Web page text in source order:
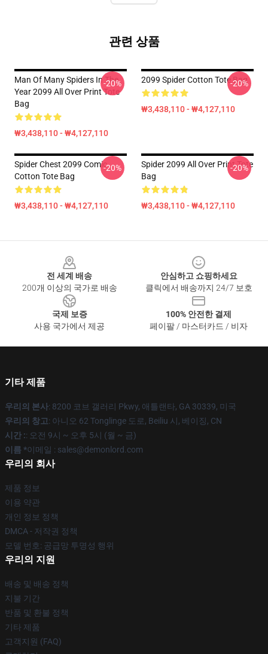
관련 상품
Man Of Many Spiders In The
Year 2099 All Over Print Tote
Bag
₩3,438,110 - ₩4,127,110
-20% 2099 Spider Cotton Tote Bag
₩3,438,110 - ₩4,127,110
-20%
Spider Chest 2099 Comic
Cotton Tote Bag
₩3,438,110 - ₩4,127,110
-20%
Spider 2099 All Over Print Tote
Bag
₩3,438,110 - ₩4,127,110
-20%
전 세계 배송
200개 이상의 국가로 배송
안심하고 쇼핑하세요
클릭에서 배송까지 24/7 보호
국제 보증
사용 국가에서 제공
100% 안전한 결제
페이팔 / 마스터카드 / 비자
기타 제품
우리의 본사: 8200 코브 갤러리 Pkwy, 애틀랜타, GA 30339, 미국
우리의 창고: 아니오 62 Tonglinge 도로, Beiliu 시, 베이징, CN
시간 :: 오전 9시 ~ 오후 5시 (월 ~ 금)
이름 *이메일 : sales@demonlord.com
우리의 회사
제품 정보
이용 약관
개인 정보 정책
DMCA - 저작권 정책
모델 번호: 공급망 투명성 행위
우리의 지원
배송 및 배송 정책
지불 기간
반품 및 환불 정책
기타 제품
고객지원 (FAQ)